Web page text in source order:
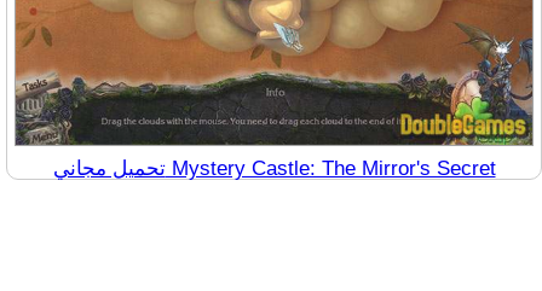
تحميل مجاني Mystery Castle: The Mirror's Secret